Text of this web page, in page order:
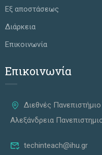
Εξ αποστάσεως
Διάρκεια
Επικοινωνία
Επικοινωνία
Διεθνές
Αλεξάνδρεια
techinteach@ihu.gr